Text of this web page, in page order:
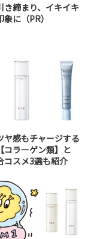
き締まり、イキイキ
に（PR）
ヤ感もチャージする
コラーゲン類】と
コスメ3選も紹介